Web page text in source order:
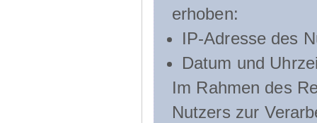
erhoben:
IP-Adresse des
Datum und
Im Rahmen des
Nutzers zur